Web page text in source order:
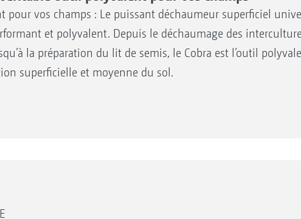
pour vos champs : Le puissant déchaumeur superficiel
et polyvalent. Depuis le déchaumage des
la préparation du lit de semis, le Cobra est l’outil
superficielle et moyenne du sol.